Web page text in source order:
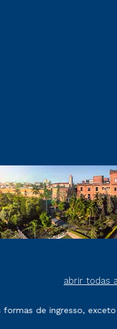
abrir todas
de ingresso,